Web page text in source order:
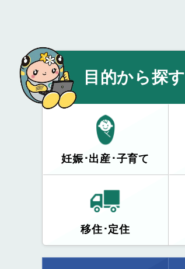
目的から探す
妊娠･出産･子育て
移住･定住